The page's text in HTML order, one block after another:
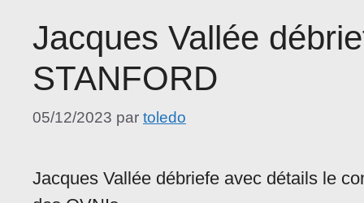
Jacques Vallée
STANFORD
05/12/2023 par toledo
Jacques Vallée débriefe avec détails le